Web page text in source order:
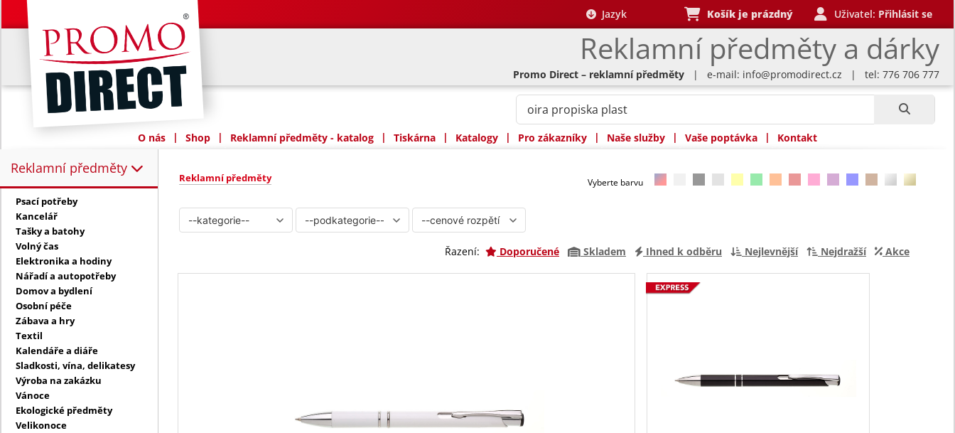
Reklamní předměty a dárky
Jazyk Košík je prázdný Uživatel: Přihlásit se
Promo Direct – reklamní předměty | e-mail: info@promodirect.cz | tel: 776 706 777
O nás | Shop | Reklamní předměty - katalog | Tiskárna | Katalogy | Pro zákazníky | Naše služby | Vaše poptávka | Kontakt
Reklamní předměty
Reklamní předměty:
Psací potřeby
Kancelář
Tašky a batohy
Volný čas
Elektronika a hodiny
Nářadí a autopotřeby
Domov a bydlení
Osobní péče
Zábava a hry
Textil
Kalendáře a diáře
Sladkosti, vína, delikatesy
Výroba na zakázku
Vánoce
Ekologické předměty
Velikonoce
Reklamní předměty Vyberte barvu
Řazení: Doporučené Skladem Ihned k odběru Nejlevnější Nejdražší Akce